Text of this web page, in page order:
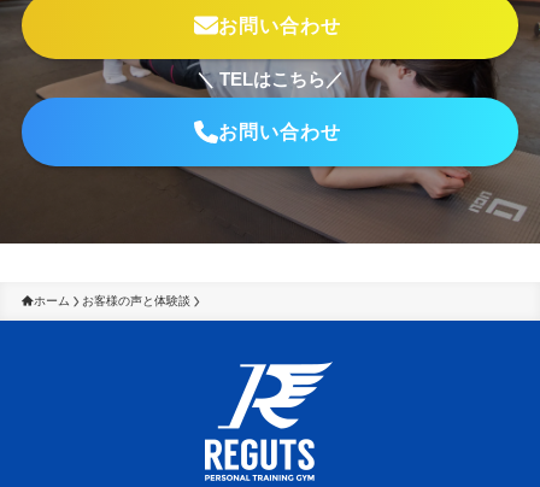
お問い合わせ
＼ TELはこちら／
お問い合わせ
ホーム お客様の声と体験談